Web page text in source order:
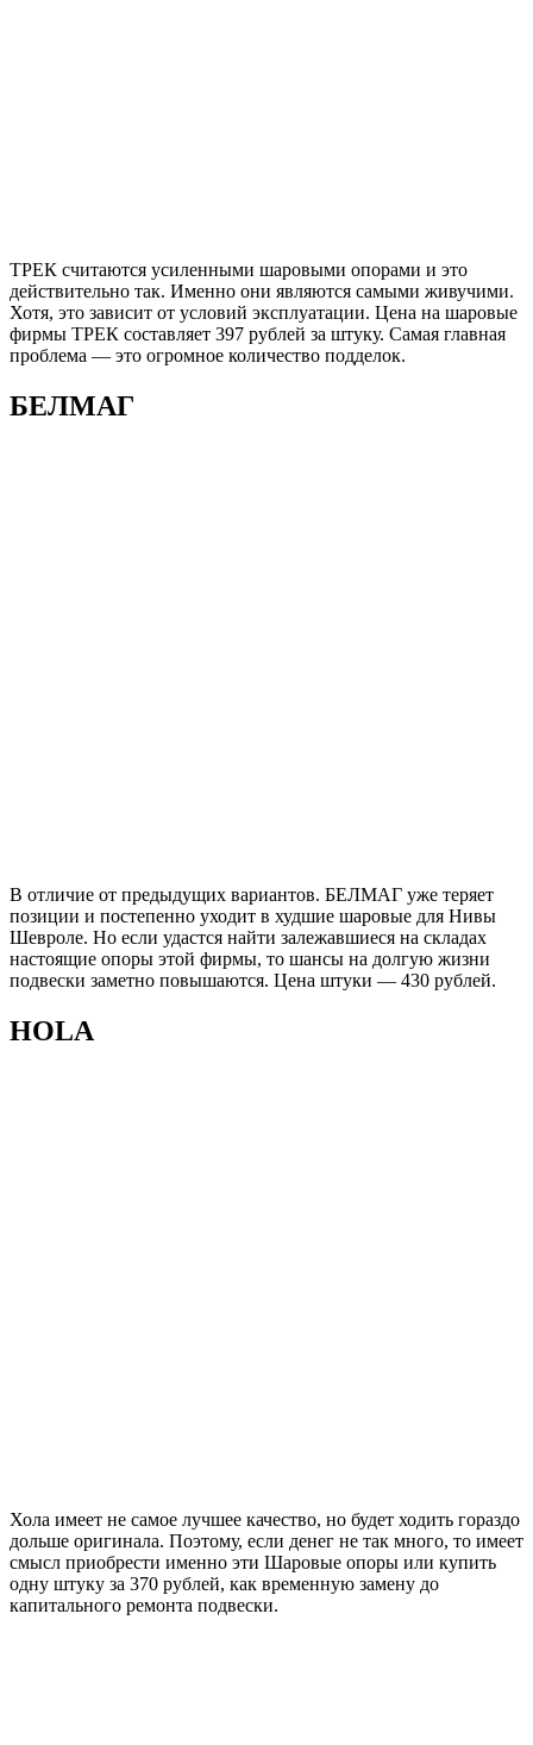
ТРЕК считаются усиленными шаровыми опорами и это
действительно так. Именно они являются самыми живучими.
Хотя, это зависит от условий эксплуатации. Цена на шаровые
фирмы ТРЕК составляет 397 рублей за штуку. Самая главная
проблема — это огромное количество подделок.
БЕЛМАГ
В отличие от предыдущих вариантов. БЕЛМАГ уже теряет
позиции и постепенно уходит в худшие шаровые для Нивы
Шевроле. Но если удастся найти залежавшиеся на складах
настоящие опоры этой фирмы, то шансы на долгую жизни
подвески заметно повышаются. Цена штуки — 430 рублей.
HOLA
Хола имеет не самое лучшее качество, но будет ходить гораздо
дольше оригинала. Поэтому, если денег не так много, то имеет
смысл приобрести именно эти Шаровые опоры или купить
одну штуку за 370 рублей, как временную замену до
капитального ремонта подвески.